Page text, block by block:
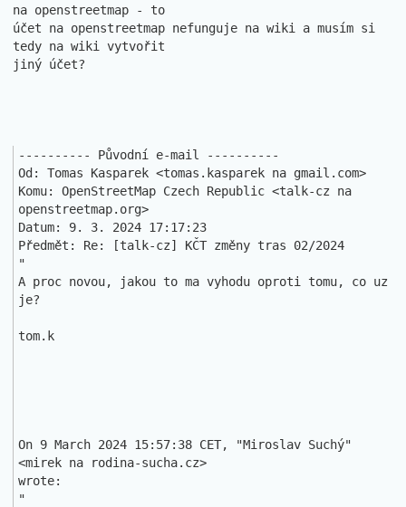
na openstreetmap - to
účet na openstreetmap nefunguje na wiki a musím si
tedy na wiki vytvořit
jiný účet?
---------- Původní e-mail ----------
Od: Tomas Kasparek <tomas.kasparek na gmail.com>
Komu: OpenStreetMap Czech Republic <talk-cz na
openstreetmap.org>
Datum: 9. 3. 2024 17:17:23
Předmět: Re: [talk-cz] KČT změny tras 02/2024
"
A proc novou, jakou to ma vyhodu oproti tomu, co uz
je?
tom.k
On 9 March 2024 15:57:38 CET, "Miroslav Suchý"
<mirek na rodina-sucha.cz>
wrote:
"